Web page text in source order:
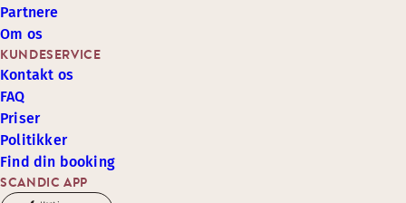
SCANDIC APP
KUNDESERVICE
Kontakt os
FAQ
Priser
Politikker
Find din booking
Partnere
Om os